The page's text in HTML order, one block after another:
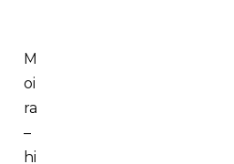
M
oi
ra
–
hi